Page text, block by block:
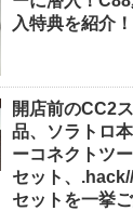
入特典を紹介！
開店前のCC2
品、ソラトロ
ーコネクトツ
セット、
セットを一挙ご